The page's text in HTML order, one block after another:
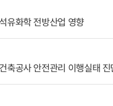
유화학 전방산업 영향
축공사 안전관리 이행실태